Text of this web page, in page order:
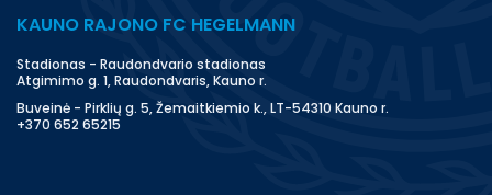
KAUNO RAJONO FC HEGELMANN
Stadionas - Raudondvario stadionas
Atgimimo g. 1, Raudondvaris, Kauno r.
Buveinė - Pirklių g. 5, Žemaitkiemio k., LT-54310 Kauno r.
+370 652 65215